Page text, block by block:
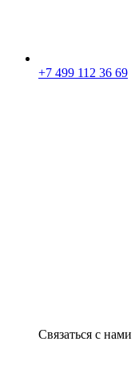
+7 499 112 36 69
Связаться с нами